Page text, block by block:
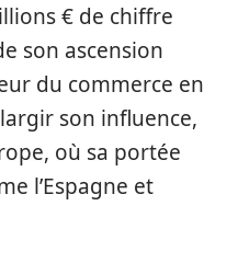
€ de chiffre
son ascension
du commerce en
son influence,
où sa portée
l’Espagne et